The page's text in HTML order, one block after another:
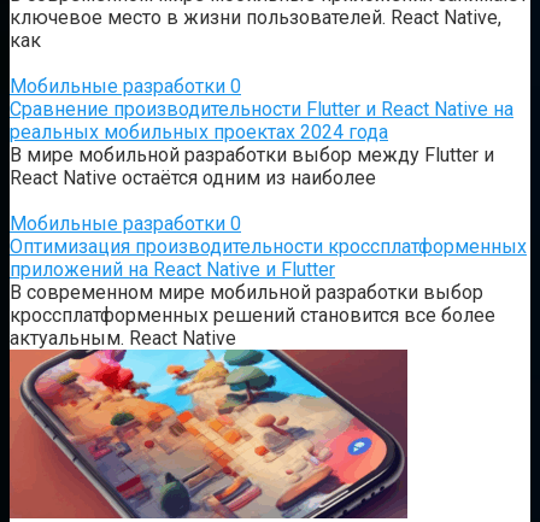
ключевое место в жизни пользователей. React Native,
как
Мобильные разработки 0
Сравнение производительности Flutter и React Native на
реальных мобильных проектах 2024 года
В мире мобильной разработки выбор между Flutter и
React Native остаётся одним из наиболее
Мобильные разработки 0
Оптимизация производительности кроссплатформенных
приложений на React Native и Flutter
В современном мире мобильной разработки выбор
кроссплатформенных решений становится все более
актуальным. React Native